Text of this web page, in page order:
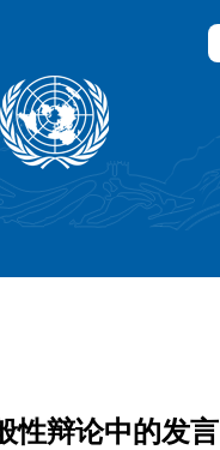
性辩论中的发言